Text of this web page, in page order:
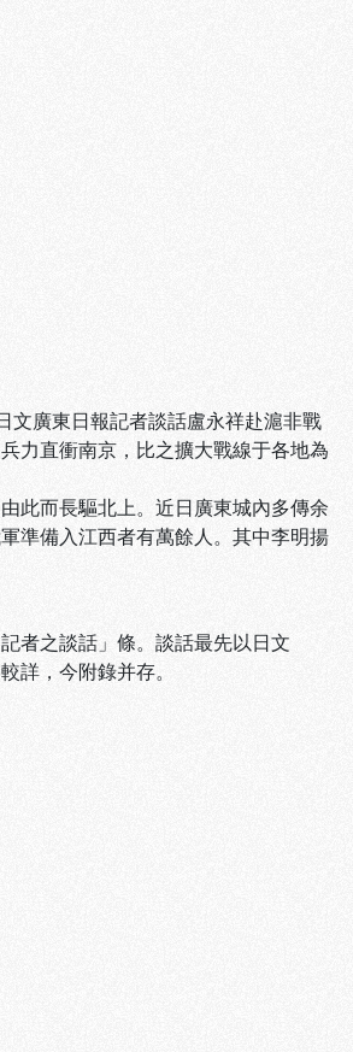
文廣東日報記者談話盧永祥赴滬非戰
力直衝南京，比之擴大戰線于各地為
此而長驅北上。近日廣東城內多傳余
準備入江西者有萬餘人。其中李明揚
者之談話」條。談話最先以日文
，今附錄并存。